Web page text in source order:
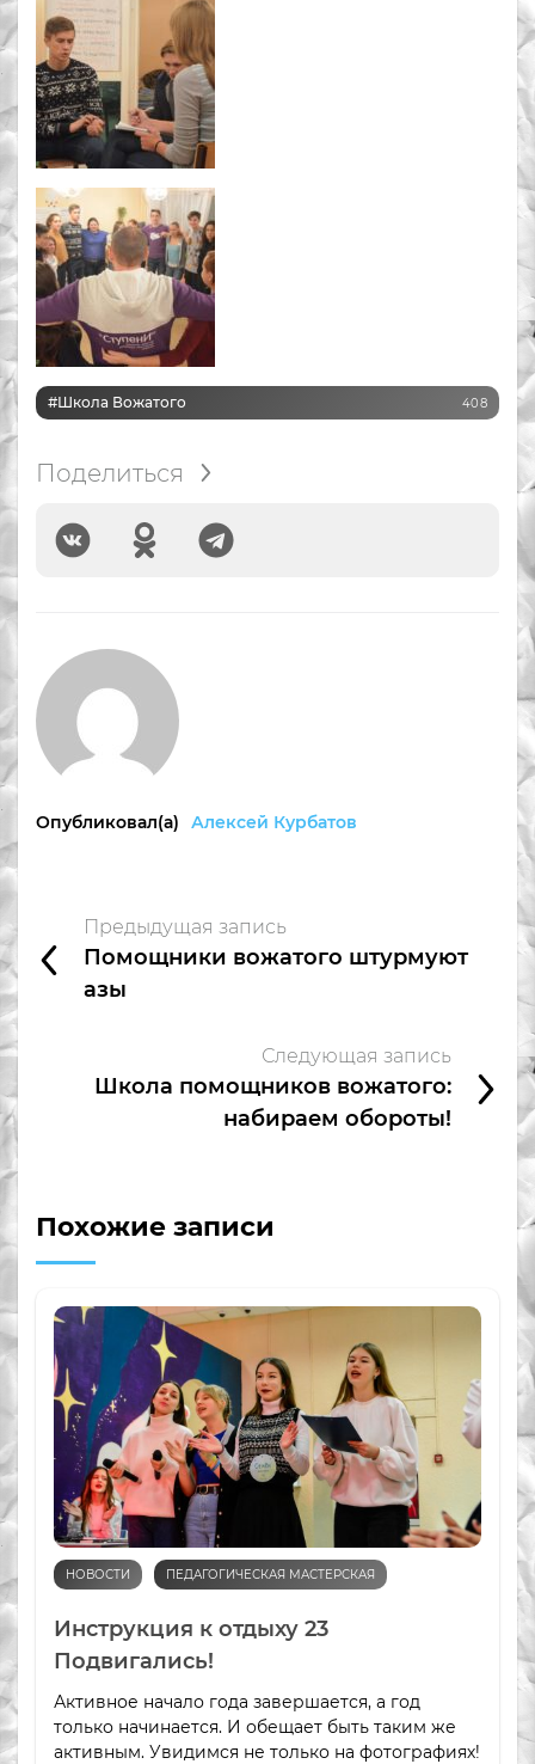
#Школа Вожатого 408
Поделиться
Опубликовал(а) Алексей Курбатов
Предыдущая запись
Помощники вожатого штурмуют
азы
Следующая запись
Школа помощников вожатого:
набираем обороты!
Похожие записи
НОВОСТИ ПЕДАГОГИЧЕСКАЯ МАСТЕРСКАЯ
Инструкция к отдыху 23
Подвигались!
Активное начало года завершается, а год
только начинается. И обещает быть таким же
активным. Увидимся не только на фотографиях!